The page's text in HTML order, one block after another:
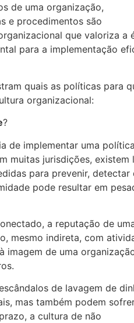
de uma organização,
e procedimentos são
que valoriza a
para a implementação
quais as políticas para
organizacional:
?
de implementar uma política
muitas jurisdições, existem
para prevenir, detectar
pode resultar em
a reputação de
mesmo indireta, com
imagem de uma
de lavagem de
mas também podem
a cultura de não